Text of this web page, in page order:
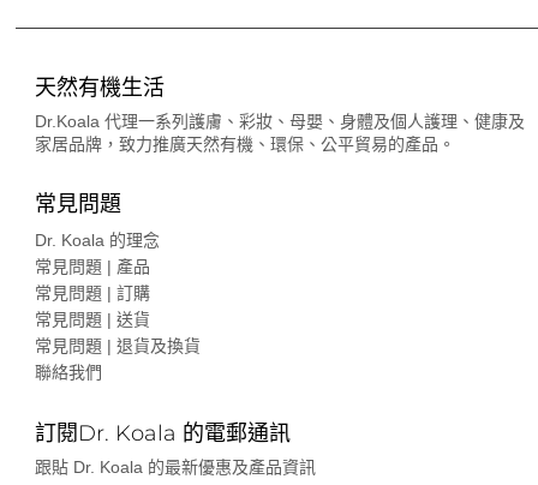
天然有機生活
Dr.Koala 代理一系列護膚、彩妝、母嬰、身體及個人護理、健康及
家居品牌，致力推廣天然有機、環保、公平貿易的產品。
常見問題
Dr. Koala 的理念
常見問題 | 產品
常見問題 | 訂購
常見問題 | 送貨
常見問題 | 退貨及換貨
聯絡我們
訂閱Dr. Koala 的電郵通訊
跟貼 Dr. Koala 的最新優惠及產品資訊